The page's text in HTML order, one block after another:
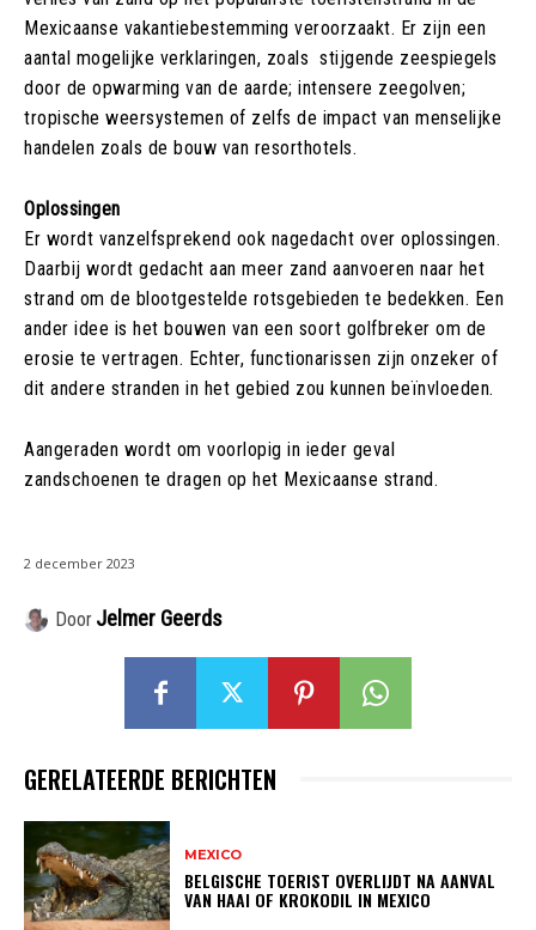
Mexicaanse vakantiebestemming veroorzaakt. Er zijn een
aantal mogelijke verklaringen, zoals stijgende zeespiegels
door de opwarming van de aarde; intensere zeegolven;
tropische weersystemen of zelfs de impact van menselijke
handelen zoals de bouw van resorthotels.
Oplossingen
Er wordt vanzelfsprekend ook nagedacht over oplossingen.
Daarbij wordt gedacht aan meer zand aanvoeren naar het
strand om de blootgestelde rotsgebieden te bedekken. Een
ander idee is het bouwen van een soort golfbreker om de
erosie te vertragen. Echter, functionarissen zijn onzeker of
dit andere stranden in het gebied zou kunnen beïnvloeden.
Aangeraden wordt om voorlopig in ieder geval
zandschoenen te dragen op het Mexicaanse strand.
2 december 2023
Door Jelmer Geerds
GERELATEERDE BERICHTEN
MEXICO
BELGISCHE TOERIST OVERLIJDT NA AANVAL
VAN HAAI OF KROKODIL IN MEXICO